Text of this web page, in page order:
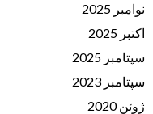
نوامبر 2025
اکتبر 2025
سپتامبر 2025
سپتامبر 2023
ژوئن 2020